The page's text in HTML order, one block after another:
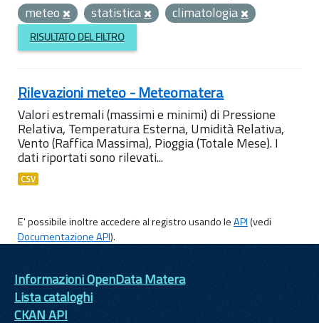
meteo
statistica climatologia
RISULTATO DEL FILTRO
Rilevazioni meteo - Meteomatera
Valori estremali (massimi e minimi) di Pressione
Relativa, Temperatura Esterna, Umidità Relativa,
Vento (Raffica Massima), Pioggia (Totale Mese). I
dati riportati sono rilevati...
CSV
E' possibile inoltre accedere al registro usando leAPI(vedi
Documentazione API).
Informazioni OpenData Matera
Lista cataloghi
CKAN API